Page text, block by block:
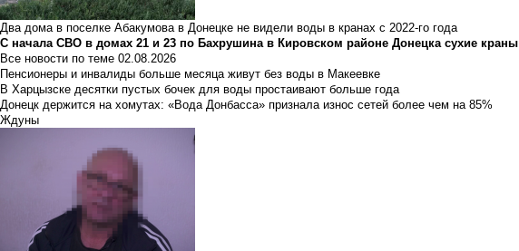
Два дома в поселке Абакумова в Донецке не видели воды в кранах с 2022-го года
С начала СВО в домах 21 и 23 по Бахрушина в Кировском районе Донецка сухие краны
Все новости по теме 02.08.2026
Пенсионеры и инвалиды больше месяца живут без воды в Макеевке
В Харцызске десятки пустых бочек для воды простаивают больше года
Донецк держится на хомутах: «Вода Донбасса» признала износ сетей более чем на 85%
Ждуны